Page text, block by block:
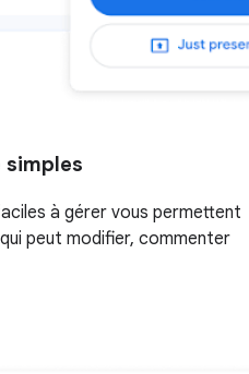
simples
à gérer vous permettent
peut modifier, commenter